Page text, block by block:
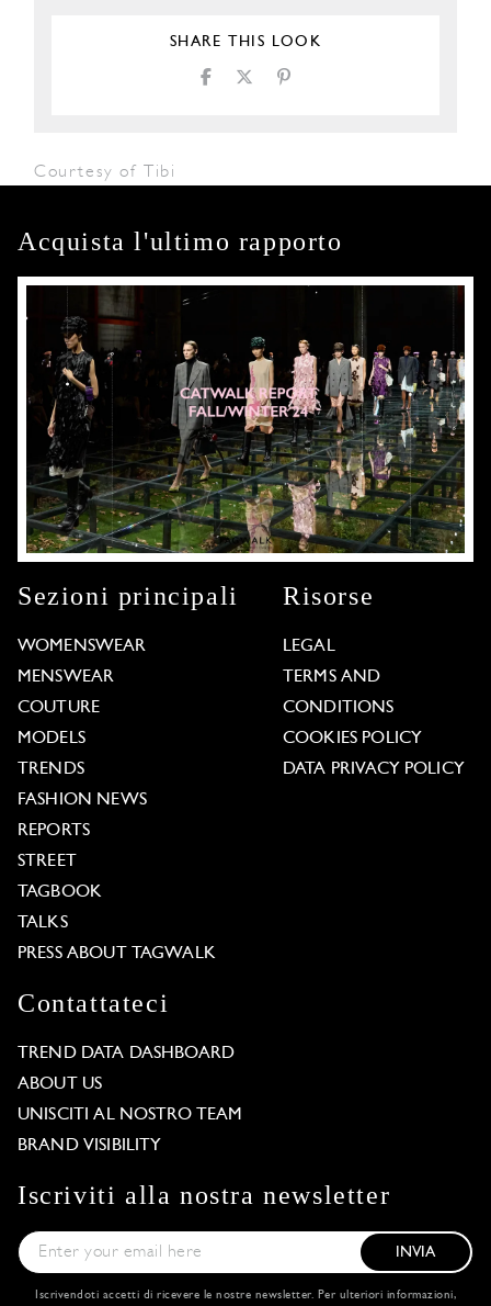
SHARE THIS LOOK
Courtesy of Tibi
Acquista l'ultimo rapporto
Sezioni principali
WOMENSWEAR
MENSWEAR
COUTURE
MODELS
TRENDS
FASHION NEWS
REPORTS
STREET
TAGBOOK
TALKS
PRESS ABOUT TAGWALK
Risorse
LEGAL
TERMS AND
CONDITIONS
COOKIES POLICY
DATA PRIVACY POLICY
Contattateci
TREND DATA DASHBOARD
ABOUT US
UNISCITI AL NOSTRO TEAM
BRAND VISIBILITY
Iscriviti alla nostra newsletter
INVIA
Iscrivendoti accetti di ricevere le nostre newsletter. Per ulteriori informazioni,